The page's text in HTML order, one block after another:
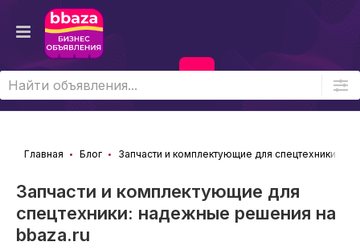
Главная Блог Запчасти и комплектующие для спецтехники:
Запчасти и комплектующие для
спецтехники: надежные решения на
bbaza.ru